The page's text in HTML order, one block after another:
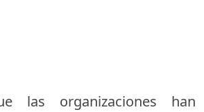
las organizaciones han